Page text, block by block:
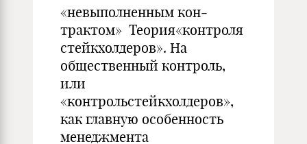
«невыполненным кон­
трактом» Теория«контроля
стейкхолдеров». На
общественный контроль,
или
«контрольстейкхолдеров»,
как главную особенность
менеджмента